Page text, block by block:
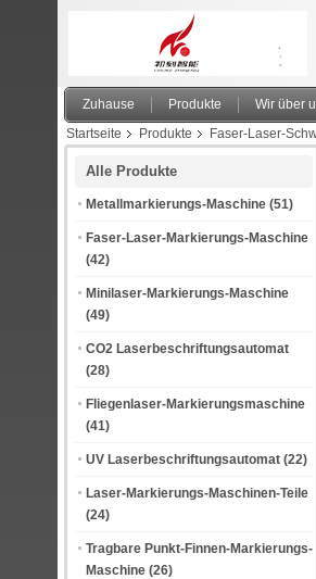
Zuhause Produkte Wir über
Startseite
Produkte Faser-Laser-
Alle Produkte
Metallmarkierungs-Maschine (51)
Faser-Laser-Markierungs-Maschine
(42)
Minilaser-Markierungs-Maschine
(49)
CO2 Laserbeschriftungsautomat
(28)
Fliegenlaser-Markierungsmaschine
(41)
UV Laserbeschriftungsautomat (22)
Laser-Markierungs-Maschinen-Teile
(24)
Tragbare Punkt-Finnen-Markierungs-
Maschine (26)